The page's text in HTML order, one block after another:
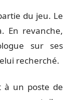
du jeu. Le
En revanche,
sur ses
recherché.
à un poste de